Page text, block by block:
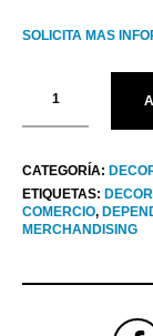
SOLICITA MAS
CATEGORÍA:
ETIQUETAS:
COMERCIO,
MERCHANDISING